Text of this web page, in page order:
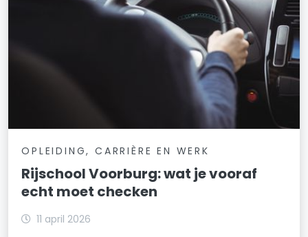
OPLEIDING, CARRIÈRE EN WERK
Rijschool Voorburg: wat je vooraf
echt moet checken
11 april 2026